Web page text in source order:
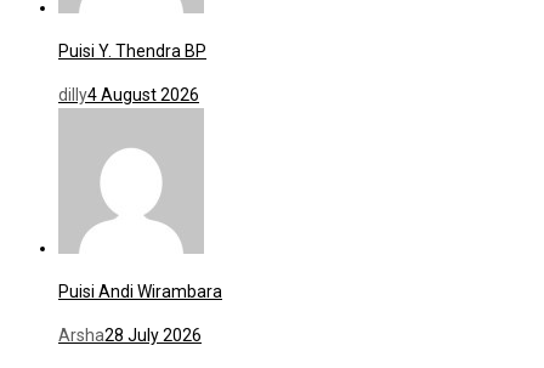
Puisi Y. Thendra BP
dilly4 August 2026
Puisi Andi Wirambara
Arsha28 July 2026